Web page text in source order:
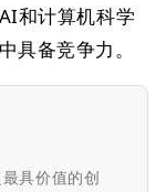
和计算机科学
具备竞争力。
具价值的创